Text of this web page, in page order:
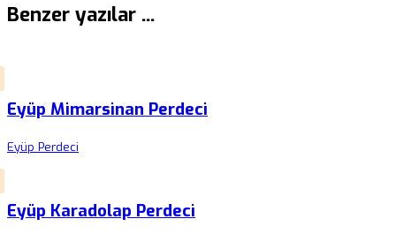
Benzer yazılar ...
Eyüp Mimarsinan Perdeci
Eyüp Perdeci
Eyüp Karadolap Perdeci